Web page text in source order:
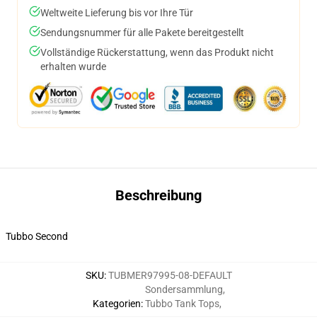
Weltweite Lieferung bis vor Ihre Tür
Sendungsnummer für alle Pakete bereitgestellt
Vollständige Rückerstattung, wenn das Produkt nicht
erhalten wurde
Beschreibung
Tubbo Second
SKU:TUBMER97995-08-DEFAULT
Kategorien:
Sondersammlung,
Tubbo Tank Tops,